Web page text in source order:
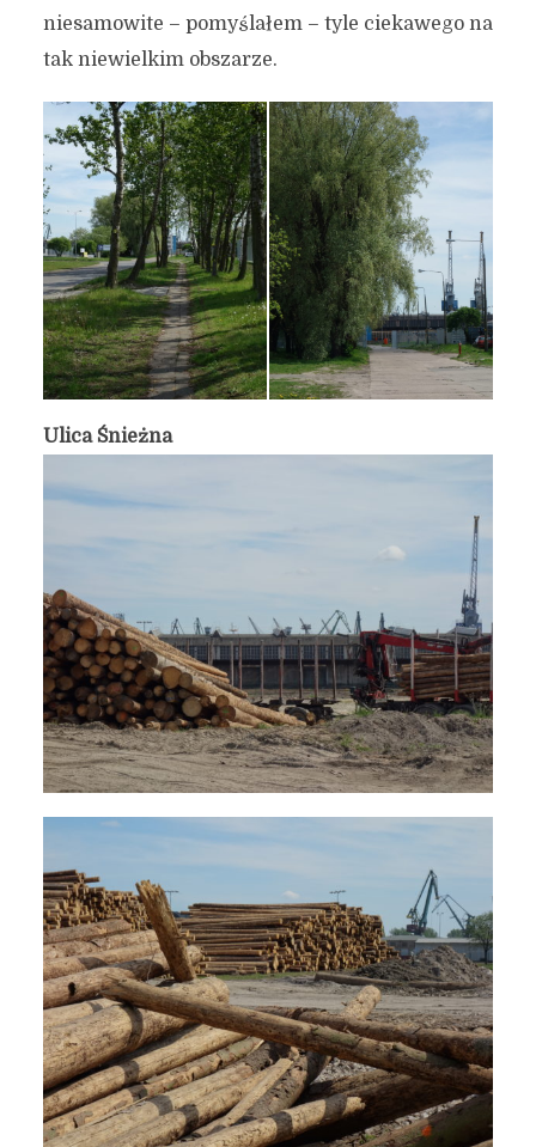
niesamowite – pomyślałem – tyle ciekawego na
tak niewielkim obszarze.
Ulica Śnieżna